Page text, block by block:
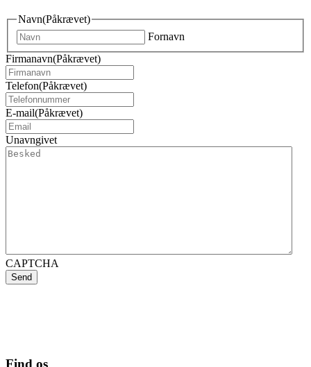
Navn(Påkrævet)
Fornavn
Firmanavn(Påkrævet)
Telefon(Påkrævet)
E-mail(Påkrævet)
Unavngivet
CAPTCHA
Find os